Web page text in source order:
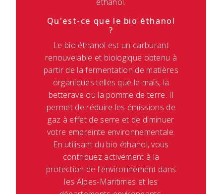
Qu'est-ce que le bio éthanol
?
Le bio éthanol est un carburant
renouvelable et biologique obtenu à
partir de la fermentation de matières
organiques telles que le maïs, la
betterave ou la pomme de terre. Il
permet de réduire les émissions de
gaz à effet de serre et de diminuer
votre empreinte environnementale.
En utilisant du bio éthanol, vous
contribuez activement à la
protection de l'environnement dans
les Alpes-Maritimes et les